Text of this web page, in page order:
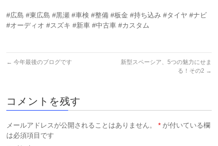
#広島 #東広島 #黒瀬 #車検 #整備 #板金 #持ち込み #タイヤ #ナビ
#オーディオ #スズキ #新車 #中古車 #カスタム
← 今年最後のブログです
新型スペーシア、5つの魅力にせま
る！その2 →
コメントを残す
メールアドレスが公開されることはありません。 * が付いている欄
は必須項目です